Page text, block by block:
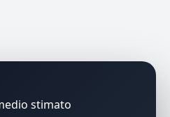
stimato